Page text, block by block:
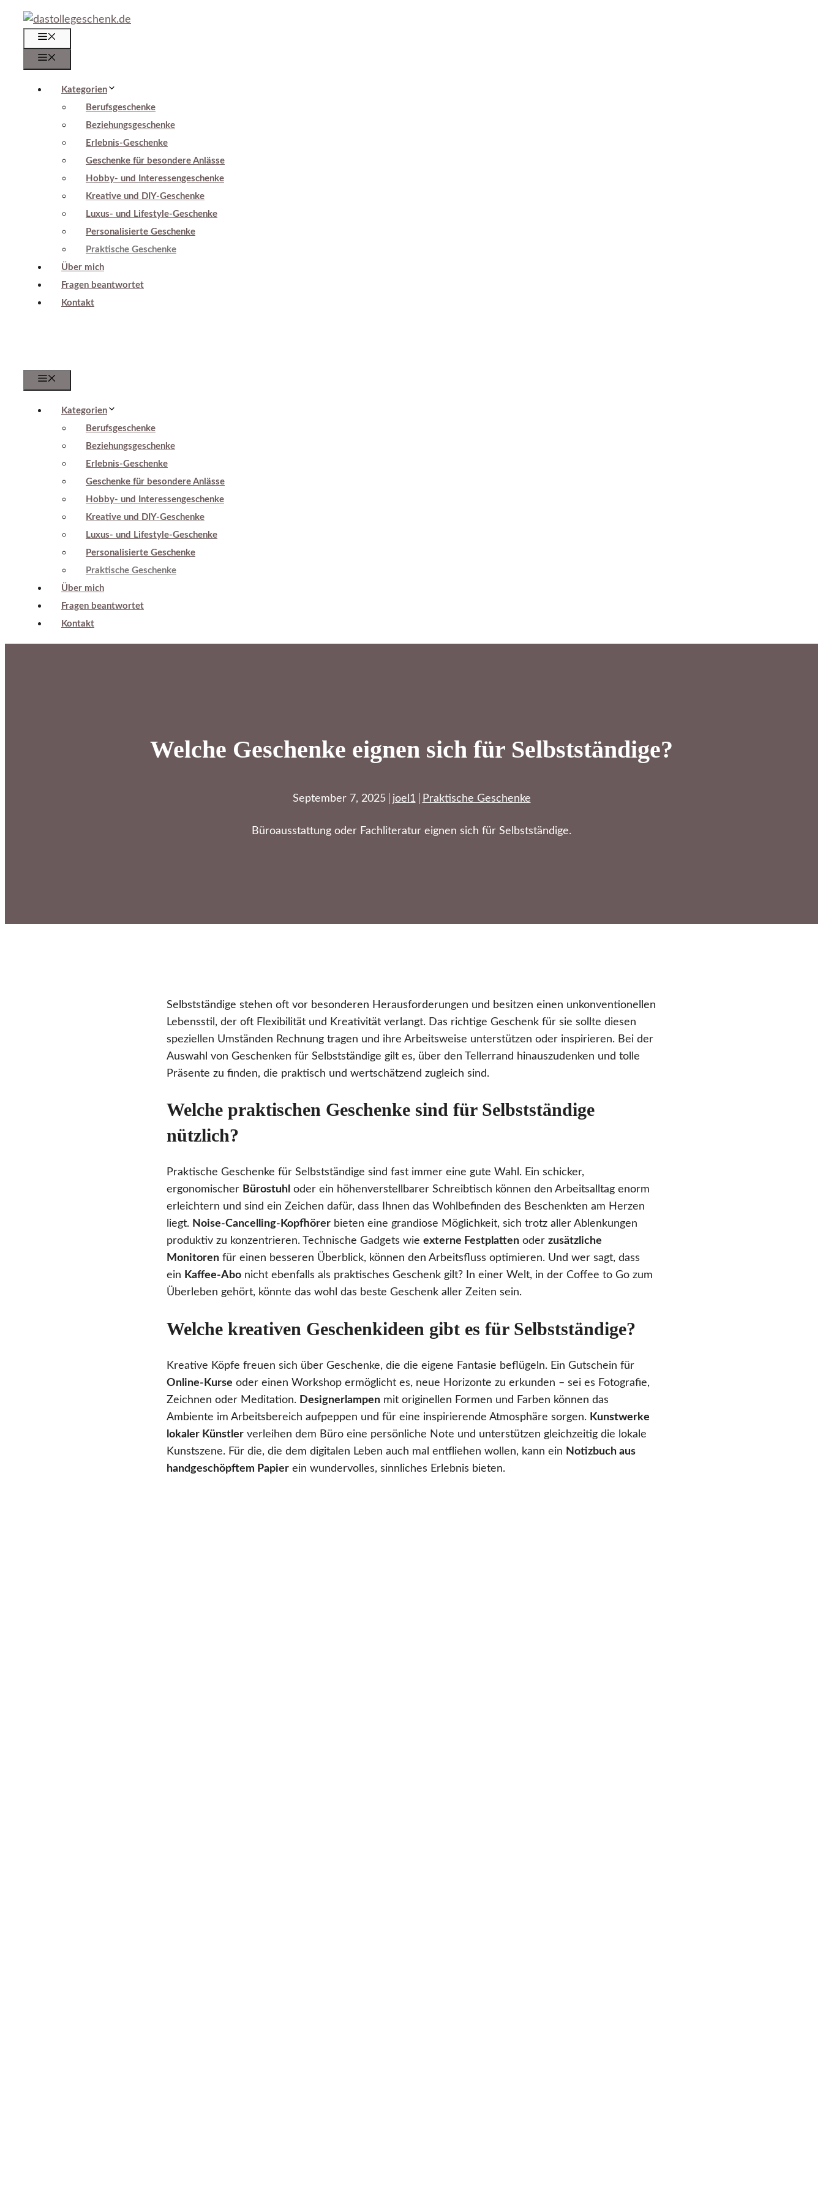
Zum
Inhalt
springen
Kategorien
Berufsgeschenke
Beziehungsgeschenke
Erlebnis-Geschenke
Geschenke für besondere Anlässe
Hobby- und Interessengeschenke
Kreative und DIY-Geschenke
Luxus- und Lifestyle-Geschenke
Personalisierte Geschenke
Praktische Geschenke
Über mich
Fragen beantwortet
Kontakt
Kategorien
Berufsgeschenke
Beziehungsgeschenke
Erlebnis-Geschenke
Geschenke für besondere Anlässe
Hobby- und Interessengeschenke
Kreative und DIY-Geschenke
Luxus- und Lifestyle-Geschenke
Personalisierte Geschenke
Praktische Geschenke
Über mich
Fragen beantwortet
Kontakt
Welche Geschenke eignen sich für Selbstständige?
September 7, 2025 joel1 Praktische Geschenke
Büroausstattung oder Fachliteratur eignen sich für Selbstständige.
Selbstständige stehen oft vor besonderen Herausforderungen und besitzen einen unkonventionellen
Lebensstil, der oft Flexibilität und Kreativität verlangt. Das richtige Geschenk für sie sollte diesen
speziellen Umständen Rechnung tragen und ihre Arbeitsweise unterstützen oder inspirieren. Bei der
Auswahl von Geschenken für Selbstständige gilt es, über den Tellerrand hinauszudenken und tolle
Präsente zu finden, die praktisch und wertschätzend zugleich sind.
Welche praktischen Geschenke sind für Selbstständige
nützlich?
Praktische Geschenke für Selbstständige sind fast immer eine gute Wahl. Ein schicker,
ergonomischer Bürostuhl oder ein höhenverstellbarer Schreibtisch können den Arbeitsalltag enorm
erleichtern und sind ein Zeichen dafür, dass Ihnen das Wohlbefinden des Beschenkten am Herzen
liegt. Noise-Cancelling-Kopfhörer bieten eine grandiose Möglichkeit, sich trotz aller Ablenkungen
produktiv zu konzentrieren. Technische Gadgets wie externe Festplatten oder zusätzliche
Monitoren für einen besseren Überblick, können den Arbeitsfluss optimieren. Und wer sagt, dass
ein Kaffee-Abo nicht ebenfalls als praktisches Geschenk gilt? In einer Welt, in der Coffee to Go zum
Überleben gehört, könnte das wohl das beste Geschenk aller Zeiten sein.
Welche kreativen Geschenkideen gibt es für Selbstständige?
Kreative Köpfe freuen sich über Geschenke, die die eigene Fantasie beflügeln. Ein Gutschein für
Online-Kurse oder einen Workshop ermöglicht es, neue Horizonte zu erkunden – sei es Fotografie,
Zeichnen oder Meditation. Designerlampen mit originellen Formen und Farben können das
Ambiente im Arbeitsbereich aufpeppen und für eine inspirierende Atmosphäre sorgen. Kunstwerke
lokaler Künstler verleihen dem Büro eine persönliche Note und unterstützen gleichzeitig die lokale
Kunstszene. Für die, die dem digitalen Leben auch mal entfliehen wollen, kann ein Notizbuch aus
handgeschöpftem Papier ein wundervolles, sinnliches Erlebnis bieten.